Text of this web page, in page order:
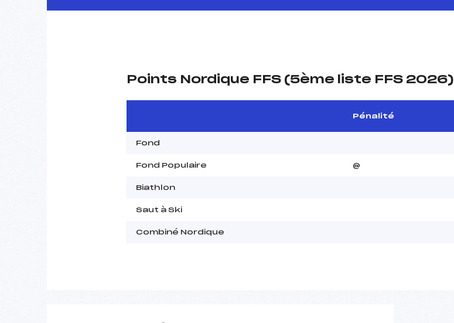
Points Nordique FFS (5ème liste FFS 2026)
Pénalité
Fond
Fond Populaire @
Biathlon
Saut à Ski
Combiné Nordique